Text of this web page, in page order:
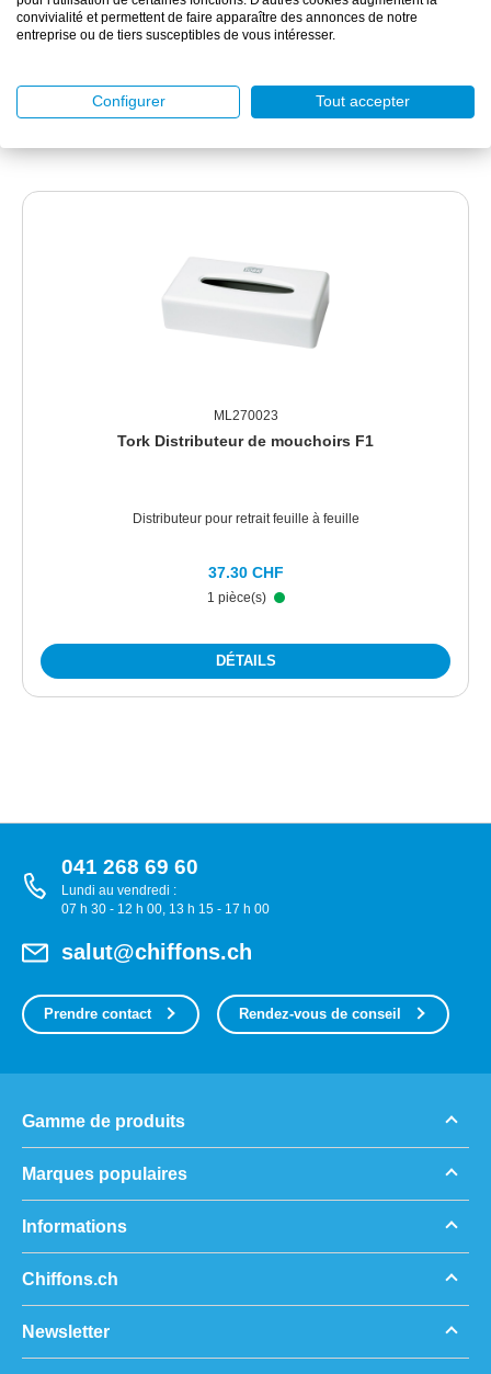
1 distributeur(s)
76.80 CHF
ML270023
Tork Distributeur de mouchoirs F1
Distributeur pour retrait feuille à feuille
1 pièce(s)
37.30 CHF
DÉTAILS
041 268 69 60
Lundi au vendredi :
07 h 30 - 12 h 00, 13 h 15 - 17 h 00
salut@chiffons.ch
Prendre contact Rendez-vous de conseil
Gamme de produits
Marques populaires
Informations
Chiffons.ch
Newsletter
convivialité et permettent de faire apparaître des annonces de notre
entreprise ou de tiers susceptibles de vous intéresser.
Configurer Tout accepter